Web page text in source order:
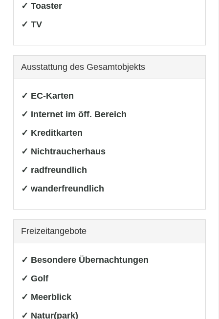
✓ Toaster
✓ TV
Ausstattung des Gesamtobjekts
✓ EC-Karten
✓ Internet im öff. Bereich
✓ Kreditkarten
✓ Nichtraucherhaus
✓ radfreundlich
✓ wanderfreundlich
Freizeitangebote
✓ Besondere Übernachtungen
✓ Golf
✓ Meerblick
✓ Natur(park)